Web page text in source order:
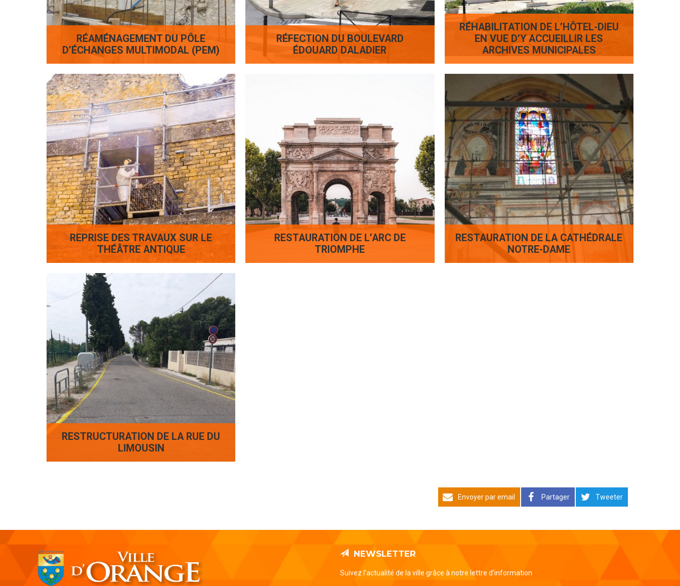
RÉAMÉNAGEMENT DU PÔLE
D’ÉCHANGES MULTIMODAL (PEM)
RÉFECTION DU BOULEVARD
ÉDOUARD DALADIER
RÉHABILITATION DE L’HÔTEL-DIEU
EN VUE D’Y ACCUEILLIR LES
ARCHIVES MUNICIPALES
REPRISE DES TRAVAUX SUR LE
THÉÂTRE ANTIQUE
RESTAURATION DE L’ARC DE
TRIOMPHE
RESTAURATION DE LA CATHÉDRALE
NOTRE-DAME
RESTRUCTURATION DE LA RUE DU
LIMOUSIN
Envoyer par email Partager Tweeter
NEWSLETTER
Suivez l’actualité de la ville grâce à notre lettre d’information